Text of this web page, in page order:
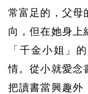
常富足的，父母
向，但在她身上
「千金小姐」
情。從小就愛念
把讀書當興趣外